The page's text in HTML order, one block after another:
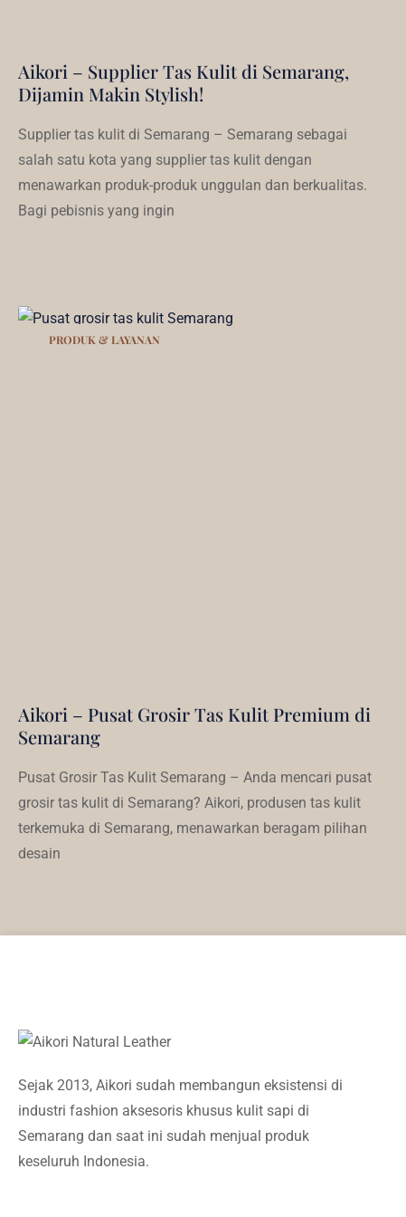
Aikori – Supplier Tas Kulit di Semarang,
Dijamin Makin Stylish!
Supplier tas kulit di Semarang – Semarang sebagai
salah satu kota yang supplier tas kulit dengan
menawarkan produk-produk unggulan dan berkualitas.
Bagi pebisnis yang ingin
PRODUK & LAYANAN
Aikori – Pusat Grosir Tas Kulit Premium di
Semarang
Pusat Grosir Tas Kulit Semarang – Anda mencari pusat
grosir tas kulit di Semarang? Aikori, produsen tas kulit
terkemuka di Semarang, menawarkan beragam pilihan
desain
Sejak 2013, Aikori sudah membangun eksistensi di
industri fashion aksesoris khusus kulit sapi di
Semarang dan saat ini sudah menjual produk
keseluruh Indonesia.